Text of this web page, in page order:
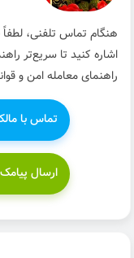
اشاره کنید تا سریع‌تر
راهنمای معامله امن و
تماس با
ارسال